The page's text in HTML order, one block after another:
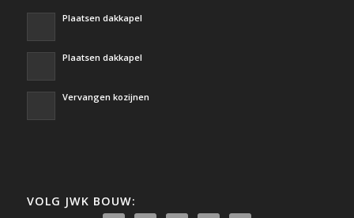
Plaatsen dakkapel
Plaatsen dakkapel
Vervangen kozijnen
VOLG JWK BOUW: